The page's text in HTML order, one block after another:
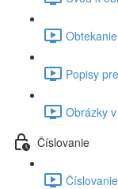
Popisy
Obrázky
Číslovanie